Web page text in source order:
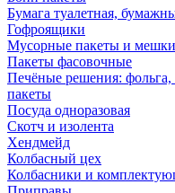
Бумага туалетная,
Гофроящики
Мусорные пакеты и мешки
Пакеты фасовочные
Печёные решения: фольга,
пакеты
Посуда одноразовая
Скотч и изолента
Хендмейд
Колбасный цех
Колбасники и